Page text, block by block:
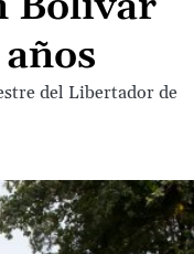
del Libertador de